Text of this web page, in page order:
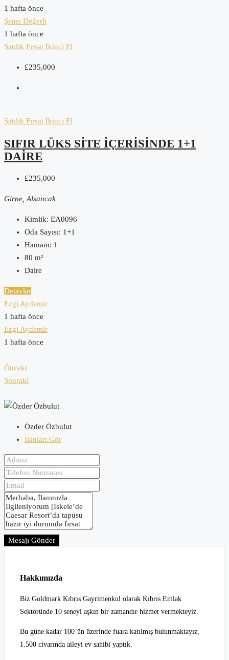
1 hafta önce
Şems Değerli
1 hafta önce
Satılık Fırsat İkinci El
£235,000
Satılık Fırsat İkinci El
SIFIR LÜKS SITE İÇERISINDE 1+1
DAIRE
£235,000
Girne, Alsancak
Kimlik: EA0096
Oda Sayısı: 1+1
Hamam: 1
80 m²
Daire
Detaylar
Ezgi Aydemir
1 hafta önce
Ezgi Aydemir
1 hafta önce
Önceki
Sonraki
Özder Özbulut
İlanları Gör
Mesajı Gönder
Hakkımızda
Biz Goldmark Kıbrıs Gayrimenkul olarak Kıbrıs Emlak
Sektöründe 10 seneyi aşkın bir zamandır hizmet vermekteyiz.
Bu güne kadar 100’ün üzerinde fuara katılmış bulunmaktayız,
1.500 civarında aileyi ev sahibi yaptık.